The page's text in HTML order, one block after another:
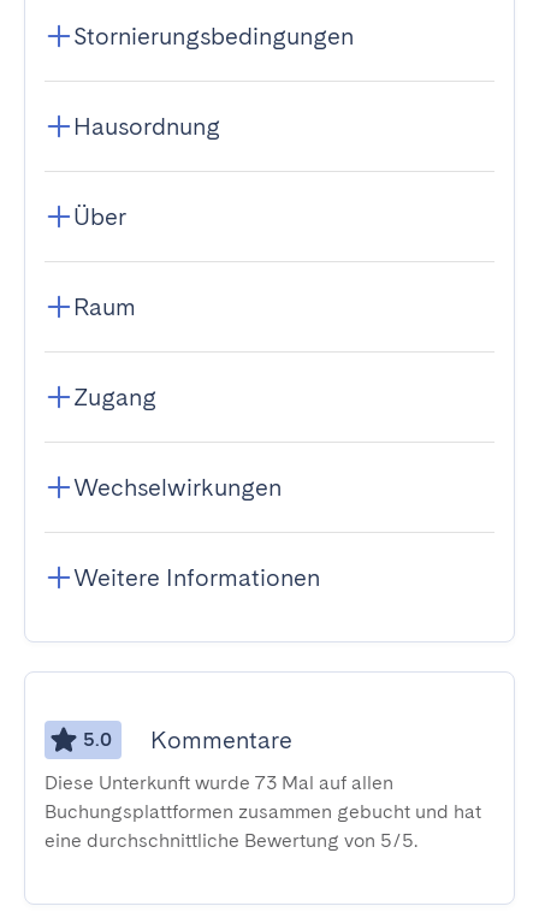
Stornierungsbedingungen
Hausordnung
Über
Raum
Zugang
Wechselwirkungen
Weitere Informationen
5.0 Kommentare
Diese Unterkunft wurde 73 Mal auf allen
Buchungsplattformen zusammen gebucht und hat
eine durchschnittliche Bewertung von 5/5.